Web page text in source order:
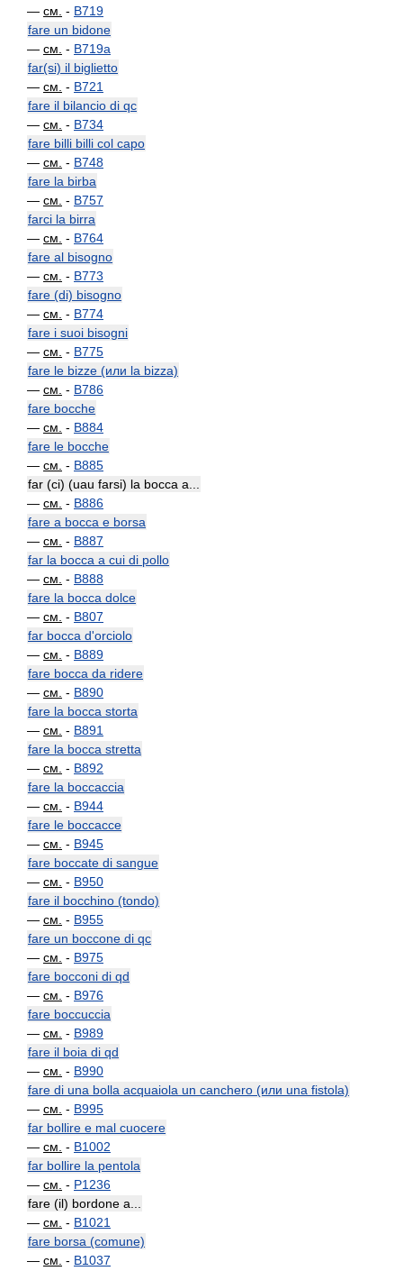
— см. - B719
fare un bidone
— см. - B719a
far(si) il biglietto
— см. - B721
fare il bilancio di qc
— см. - B734
fare billi billi col capo
— см. - B748
fare la birba
— см. - B757
farci la birra
— см. - B764
fare al bisogno
— см. - B773
fare (di) bisogno
— см. - B774
fare i suoi bisogni
— см. - B775
fare le bizze (или la bizza)
— см. - B786
fare bocche
— см. - B884
fare le bocche
— см. - B885
far (ci) (uau farsi) la bocca a...
— см. - B886
fare a bocca e borsa
— см. - B887
far la bocca a cui di pollo
— см. - B888
fare la bocca dolce
— см. - B807
far bocca d'orciolo
— см. - B889
fare bocca da ridere
— см. - B890
fare la bocca storta
— см. - B891
fare la bocca stretta
— см. - B892
fare la boccaccia
— см. - B944
fare le boccacce
— см. - B945
fare boccate di sangue
— см. - B950
fare il bocchino (tondo)
— см. - B955
fare un boccone di qc
— см. - B975
fare bocconi di qd
— см. - B976
fare boccuccia
— см. - B989
fare il boia di qd
— см. - B990
fare di una bolla acquaiola un canchero (или una fistola)
— см. - B995
far bollire e mal cuocere
— см. - B1002
far bollire la pentola
— см. - P1236
fare (il) bordone a...
— см. - B1021
fare borsa (comune)
— см. - B1037